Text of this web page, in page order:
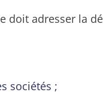
doit adresser la
sociétés ;